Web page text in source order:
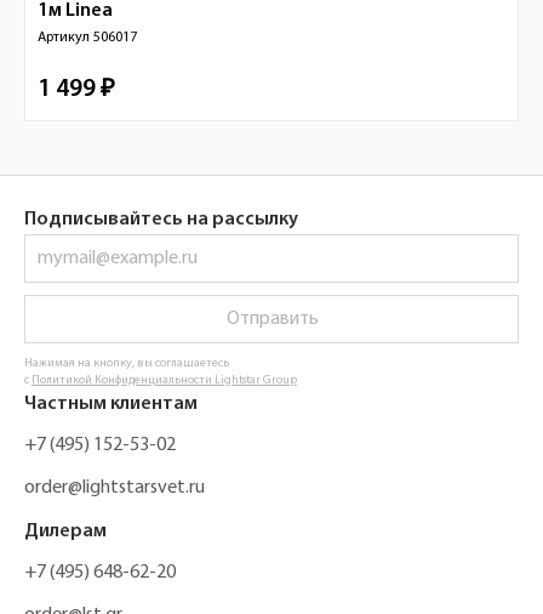
1м Linea
Артикул 506017
1 499 ₽
Подписывайтесь на рассылку
Отправить
Нажимая на кнопку, вы соглашаетесь
с Политикой Конфиденциальности Lightstar Group
Частным клиентам
+7 (495) 152-53-02
order@lightstarsvet.ru
Дилерам
+7 (495) 648-62-20